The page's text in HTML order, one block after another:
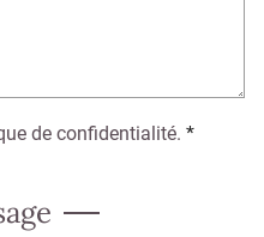
de confidentialité. *